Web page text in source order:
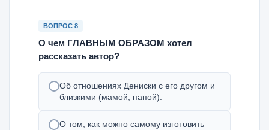
ВОПРОС 8
О чем ГЛАВНЫМ ОБРАЗОМ хотел
рассказать автор?
Об отношениях Дениски с его другом и
близкими (мамой, папой).
О том, как можно самому изготовить